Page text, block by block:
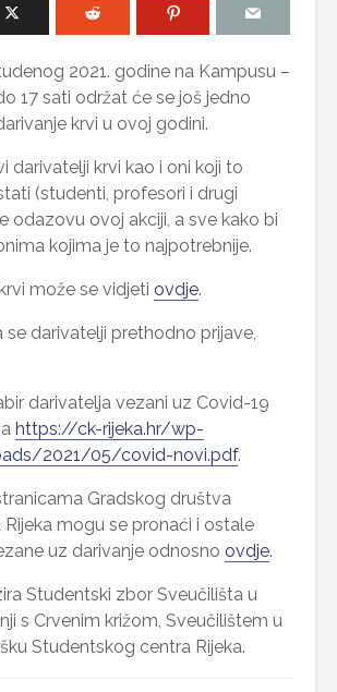
2021. godine na Kampusu –
17 sati održat će se još jedno
krvi u ovoj godini.
darivatelji krvi kao i oni koji to
(studenti, profesori i drugi
odazovu ovoj akciji, a sve kako bi
kojima je to najpotrebnije.
može se vidjeti ovdje.
se darivatelji prethodno prijave,
darivatelja vezani uz Covid-19
https://ck-rijeka.hr/wp-
2021/05/covid-novi.pdf.
Gradskog društva
Rijeka mogu se pronaći i ostale
uz darivanje odnosno ovdje.
Studentski zbor Sveučilišta u
s Crvenim križom, Sveučilištem u
Studentskog centra Rijeka.